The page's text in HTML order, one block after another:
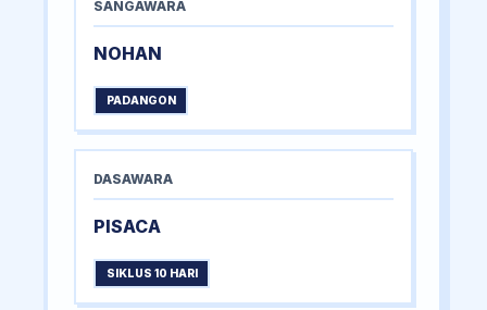
SANGAWARA
NOHAN
PADANGON
DASAWARA
PISACA
SIKLUS 10 HARI